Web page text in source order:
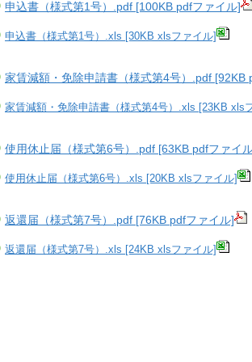
申込書（様式第1号）.pdf [100KB pdfファイル]
申込書（様式第1号）.xls [30KB xlsファイル]
家賃減額・免除申請書（様式第4号）.pdf [92KB
家賃減額・免除申請書（様式第4号）.xls [23KB xls
使用休止届（様式第6号）.pdf [63KB pdfファイ
使用休止届（様式第6号）.xls [20KB xlsファイル]
返還届（様式第7号）.pdf [76KB pdfファイル]
返還届（様式第7号）.xls [24KB xlsファイル]